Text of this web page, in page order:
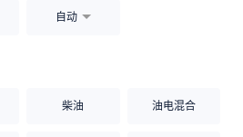
自动
柴油 油电混合